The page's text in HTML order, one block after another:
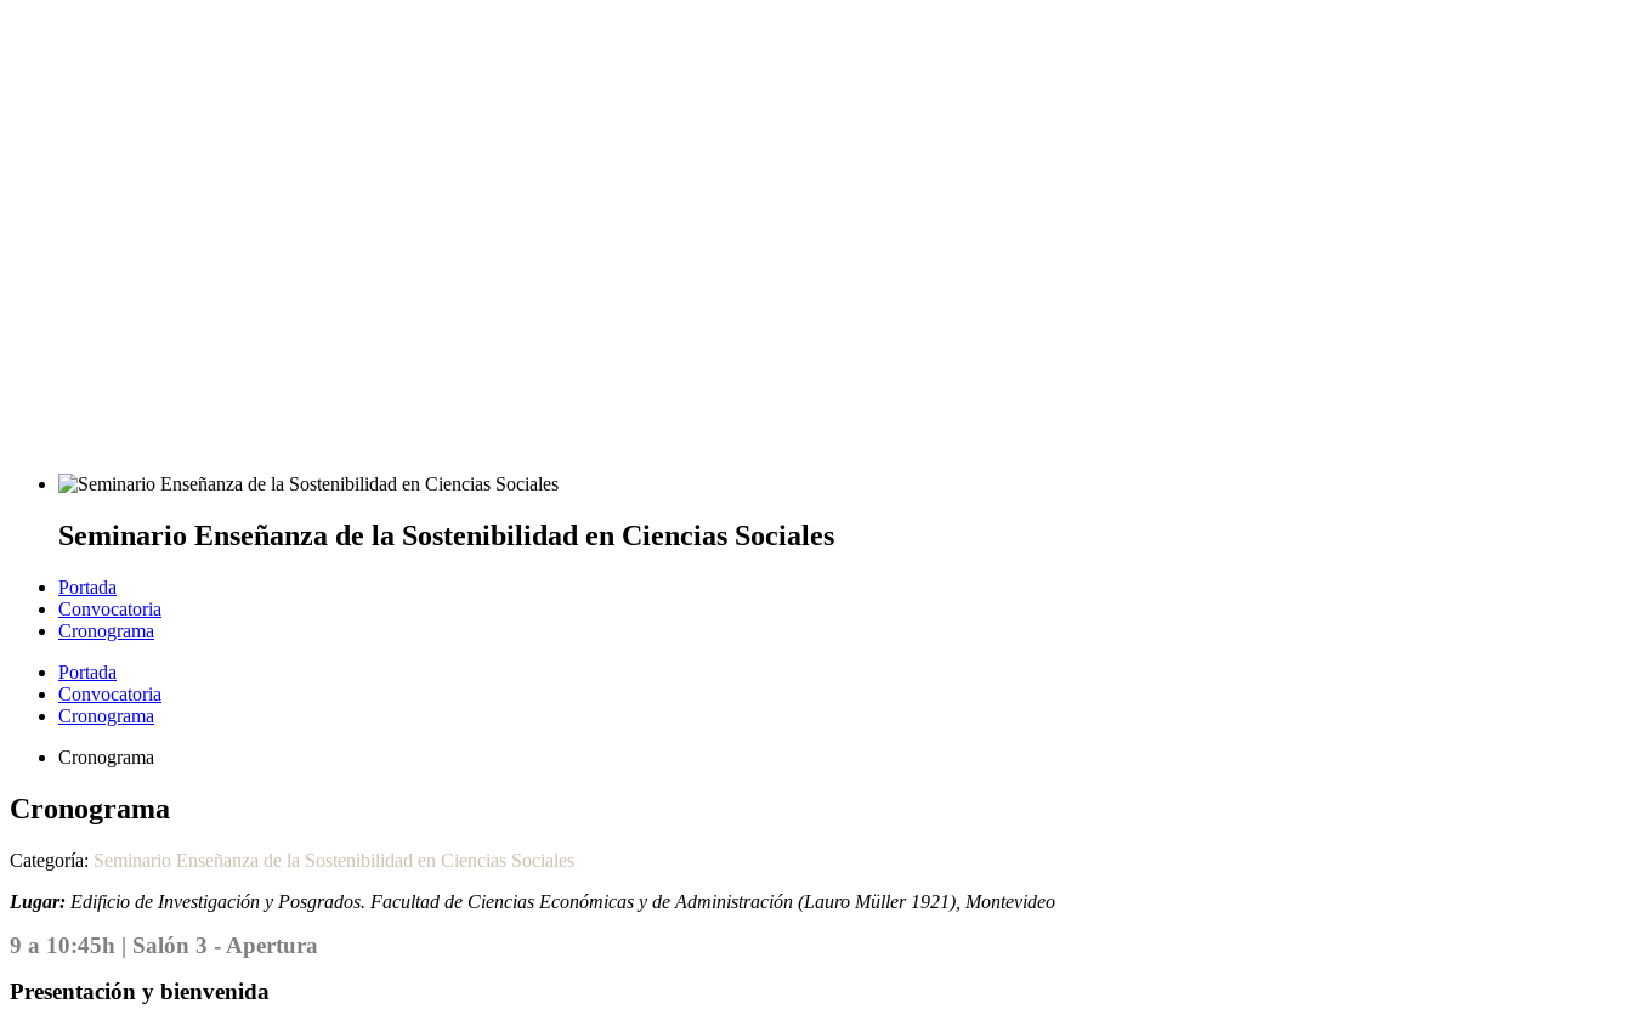
Seminario Enseñanza de la Sostenibilidad en Ciencias Sociales
Portada
Convocatoria
Cronograma
Portada
Convocatoria
Cronograma
Cronograma
Cronograma
Categoría: Seminario Enseñanza de la Sostenibilidad en Ciencias Sociales
Lugar: Edificio de Investigación y Posgrados. Facultad de Ciencias Económicas y de Administración (Lauro Müller 1921), Montevideo
9 a 10:45h | Salón 3 - Apertura
Presentación y bienvenida